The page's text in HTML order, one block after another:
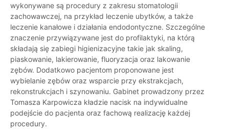
wykonywane są procedury z zakresu stomatologii
zachowawczej, na przykład leczenie ubytków, a także
leczenie kanałowe i działania endodontyczne. Szczególne
znaczenie przywiązywane jest do profilaktyki, na którą
składają się zabiegi higienizacyjne takie jak skaling,
piaskowanie, lakierowanie, fluoryzacja oraz lakowanie
zębów. Dodatkowo pacjentom proponowane jest
wybielanie zębów oraz wsparcie przy ekstrakcjach,
rekonstrukcjach i szynowaniu. Gabinet prowadzony przez
Tomasza Karpowicza kładzie nacisk na indywidualne
podejście do pacjenta oraz fachową realizację każdej
procedury.